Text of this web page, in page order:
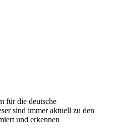
für die deutsche
sind immer aktuell zu den
und erkennen